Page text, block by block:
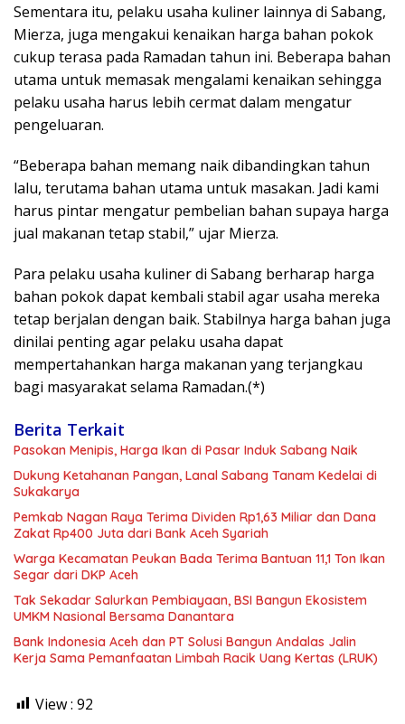
Sementara itu, pelaku usaha kuliner lainnya di Sabang,
Mierza, juga mengakui kenaikan harga bahan pokok
cukup terasa pada Ramadan tahun ini. Beberapa bahan
utama untuk memasak mengalami kenaikan sehingga
pelaku usaha harus lebih cermat dalam mengatur
pengeluaran.
“Beberapa bahan memang naik dibandingkan tahun
lalu, terutama bahan utama untuk masakan. Jadi kami
harus pintar mengatur pembelian bahan supaya harga
jual makanan tetap stabil,” ujar Mierza.
Para pelaku usaha kuliner di Sabang berharap harga
bahan pokok dapat kembali stabil agar usaha mereka
tetap berjalan dengan baik. Stabilnya harga bahan juga
dinilai penting agar pelaku usaha dapat
mempertahankan harga makanan yang terjangkau
bagi masyarakat selama Ramadan.(*)
Berita Terkait
Pasokan Menipis, Harga Ikan di Pasar Induk Sabang Naik
Dukung Ketahanan Pangan, Lanal Sabang Tanam Kedelai di
Sukakarya
Pemkab Nagan Raya Terima Dividen Rp1,63 Miliar dan Dana
Zakat Rp400 Juta dari Bank Aceh Syariah
Warga Kecamatan Peukan Bada Terima Bantuan 11,1 Ton Ikan
Segar dari DKP Aceh
Tak Sekadar Salurkan Pembiayaan, BSI Bangun Ekosistem
UMKM Nasional Bersama Danantara
Bank Indonesia Aceh dan PT Solusi Bangun Andalas Jalin
Kerja Sama Pemanfaatan Limbah Racik Uang Kertas (LRUK)
View : 92